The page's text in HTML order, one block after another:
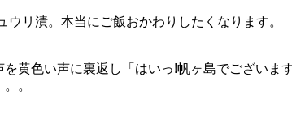
ウリ漬。本当にご飯おかわりしたくなります。
黄色い声に裏返し「はいっ!帆ヶ島でございま
。